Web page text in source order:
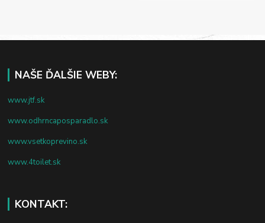
NAŠE ĎALŠIE WEBY:
www.jtf.sk
www.odhrncaposparadlo.sk
www.vsetkoprevino.sk
www.4toilet.sk
KONTAKT: